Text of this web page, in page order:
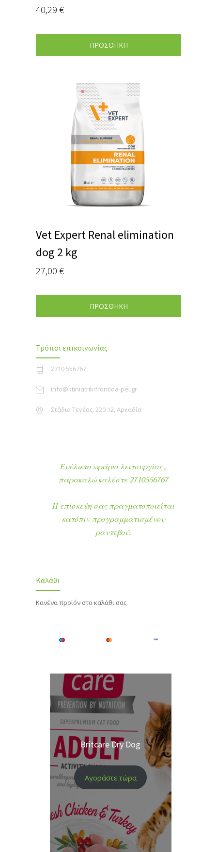
40,29 €
ΠΡΟΣΘΗΚΗ
Vet Expert Renal elimination
dog 2 kg
27,00 €
ΠΡΟΣΘΗΚΗ
Τρόποι επικοινωνίας
2710 556767
info@ktiniatrikifrontida-pel.gr
Στάδιο Τεγέας, 220 12, Αρκαδία
Ευέλικτο ωράριο λειτουργίας ,
παρακαλώ καλέστε 2710556767
Η επίσκεψη σας πραγματοποιείται
κατόπιν προγραμματισμένου
ραντεβού.
Καλάθι
Κανένα προϊόν στο καλάθι σας.
Britcare Dry Dog
Αγοράστε τώρα